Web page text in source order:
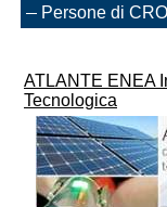
Persone di
ATLANTE ENEA
Tecnologica